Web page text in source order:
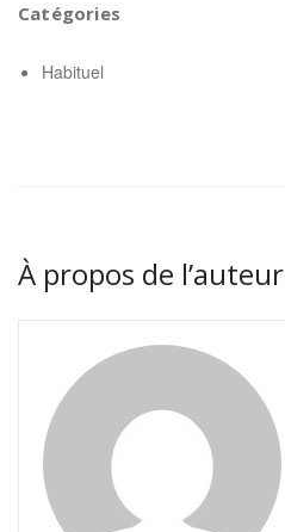
Catégories
Habituel
À propos de l’auteur